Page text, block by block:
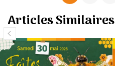
Articles Similaires